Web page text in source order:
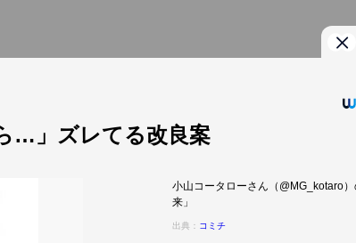
…」ズレてる改良案
小山コータローさん（@MG_kotaro
来」
出典： コミチ